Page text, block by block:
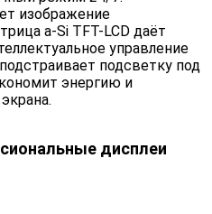
изображение
a-Si TFT-LCD даёт
управление
подсветку под
энергию и
дисплеи